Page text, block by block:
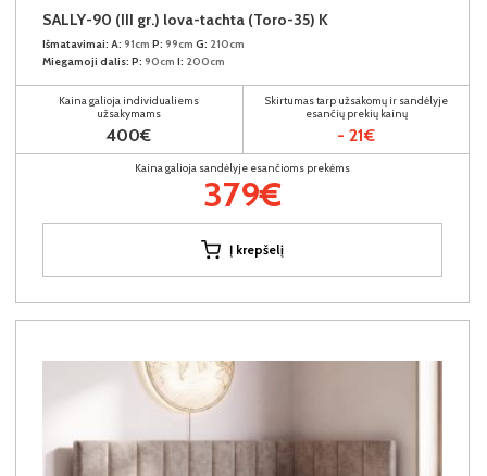
SALLY-90 (III gr.) lova-tachta (Toro-35) K
Išmatavimai: A: 91cm P: 99cm G: 210cm
Miegamoji dalis: P: 90cm I: 200cm
Kaina galioja individualiems
užsakymams
400€
Skirtumas tarp užsakomų ir sandėlyje
esančių prekių kainų
- 21€
Kaina galioja sandėlyje esančioms prekėms
379€
Į krepšelį